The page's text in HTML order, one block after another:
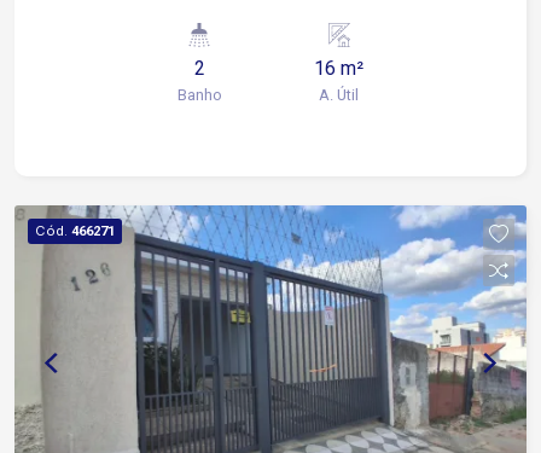
uso comum 3 vagas rotativas para maior
comodidade dos clientes Água e luz inclusas no
valor da locação Localização estratégica: A
fluxo de pessoas e veículos ao redor. Agende
sua visita e aproveite essa oportunidade para
impulsionar seu negócio!
2
Banho
16 m²
A. Útil
Cód. 466271